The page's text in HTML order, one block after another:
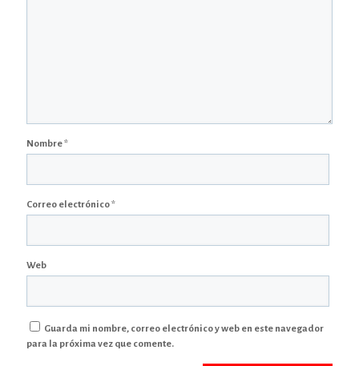
Nombre*
Correo electrónico*
Web
Guarda mi nombre, correo electrónico y web en este navegador
para la próxima vez que comente.